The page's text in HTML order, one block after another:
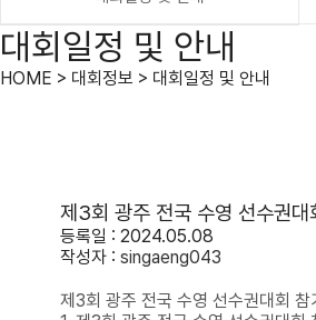
대회일정 및 안내
HOME > 대회정보 > 대회일정 및 안내
제3회 광주 전국 수영 선수권대
등록일 : 2024.05.08
작성자 : singaeng043
제3회 광주 전국 수영 선수권대회